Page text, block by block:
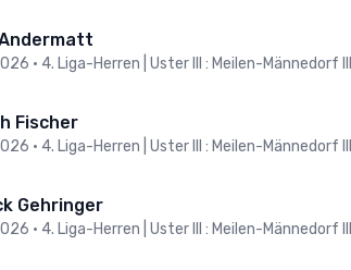
• 4. Liga-Herren | Uster III : Meilen-Männedorf III
Fischer
• 4. Liga-Herren | Uster III : Meilen-Männedorf III
Gehringer
• 4. Liga-Herren | Uster III : Meilen-Männedorf III